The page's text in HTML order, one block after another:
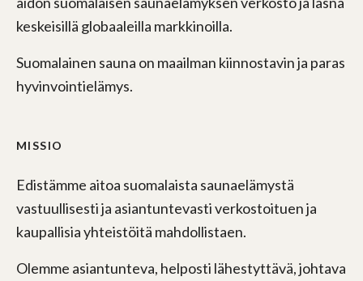
keskeisillä globaaleilla markkinoilla.
Suomalainen sauna on maailman kiinnostavin ja paras
hyvinvointielämys.
MISSIO
Edistämme aitoa suomalaista saunaelämystä
vastuullisesti ja asiantuntevasti verkostoituen ja
kaupallisia yhteistöitä mahdollistaen.
Olemme asiantunteva, helposti lähestyttävä, johtava